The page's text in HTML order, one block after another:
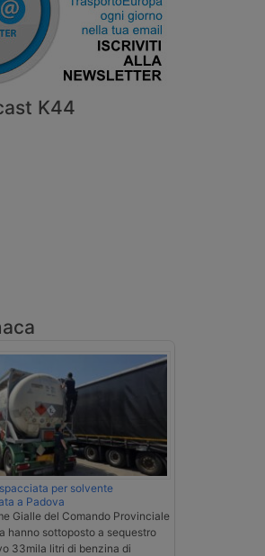
K44
per solvente
a Padova
Gialle del Comando Provinciale
hanno sottoposto a sequestro
33mila litri di benzina di